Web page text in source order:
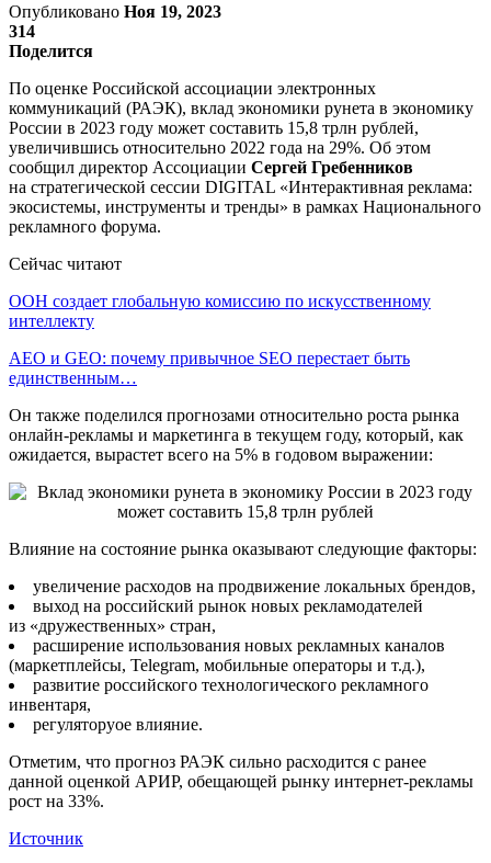
Опубликовано Ноя 19, 2023
314
Поделится
По оценке Российской ассоциации электронных
коммуникаций (РАЭК), вклад экономики рунета в экономику
России в 2023 году может составить 15,8 трлн рублей,
увеличившись относительно 2022 года на 29%. Об этом
сообщил директор Ассоциации Сергей Гребенников
на стратегической сессии DIGITAL «Интерактивная реклама:
экосистемы, инструменты и тренды» в рамках Национального
рекламного форума.
Сейчас читают
ООН создает глобальную комиссию по искусственному
интеллекту
AEO и GEO: почему привычное SEO перестает быть
единственным…
Он также поделился прогнозами относительно роста рынка
онлайн-рекламы и маркетинга в текущем году, который, как
ожидается, вырастет всего на 5% в годовом выражении:
Влияние на состояние рынка оказывают следующие факторы:
увеличение расходов на продвижение локальных брендов,
выход на российский рынок новых рекламодателей
из «дружественных» стран,
расширение использования новых рекламных каналов
(маркетплейсы, Telegram, мобильные операторы и т.д.),
развитие российского технологического рекламного
инвентаря,
регуляторyое влияние.
Отметим, что прогноз РАЭК сильно расходится с ранее
данной оценкой АРИР, обещающей рынку интернет-рекламы
рост на 33%.
Источник